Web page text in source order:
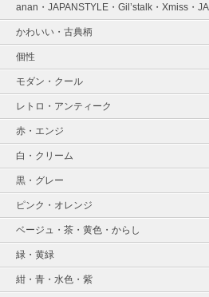
anan・JAPANSTYLE・Gil’stalk・Xmiss・
かわいい・古典柄
個性
モダン・クール
レトロ・アンティーク
赤・エンジ
白・クリーム
黒・グレー
ピンク・オレンジ
ベージュ・茶・黄色・からし
緑・黄緑
紺・青・水色・紫